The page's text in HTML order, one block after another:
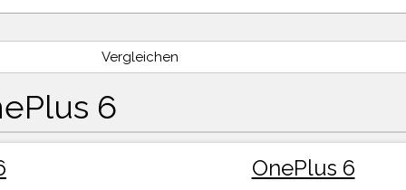
Vergleichen
6
OnePlus 6